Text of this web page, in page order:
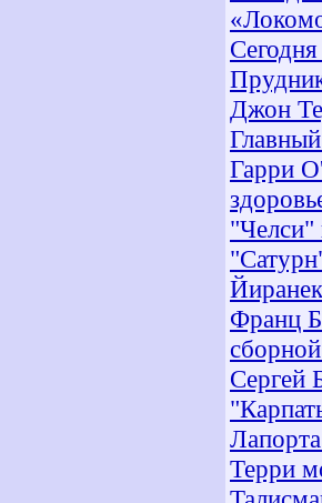
Джон
Гарри
"Челси"
Франц
Сергей
Терри